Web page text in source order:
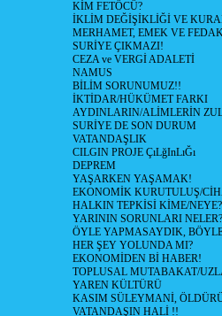
KİM FETÖCÜ?
İKLİM DEĞİŞİKLİĞİ VE
MERHAMET, EMEK VE
SURİYE ÇIKMAZI!
CEZA ve VERGİ ADALETİ
NAMUS
BİLİM SORUNUMUZ!!
İKTİDAR/HÜKÜMET FARKI
AYDINLARIN/ALİMLERİN
SURİYE DE SON DURUM
VATANDAŞLIK
CILGIN PROJE ÇıLğInLıĞı
DEPREM
YAŞARKEN YAŞAMAK!
EKONOMİK KURUTULUŞ/
HALKIN TEPKİSİ KİME/NEYE?
YARININ SORUNLARI NELER?
ÖYLE YAPMASAYDIK,
HER ŞEY YOLUNDA MI?
EKONOMİDEN Bİ HABER!
TOPLUSAL MUTABAKAT/
YAREN KÜLTÜRÜ
KASIM SÜLEYMANİ,
VATANDAŞIN HALİ !!